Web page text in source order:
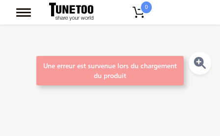
0
Une erreur est survenue lors du chargement
du produit